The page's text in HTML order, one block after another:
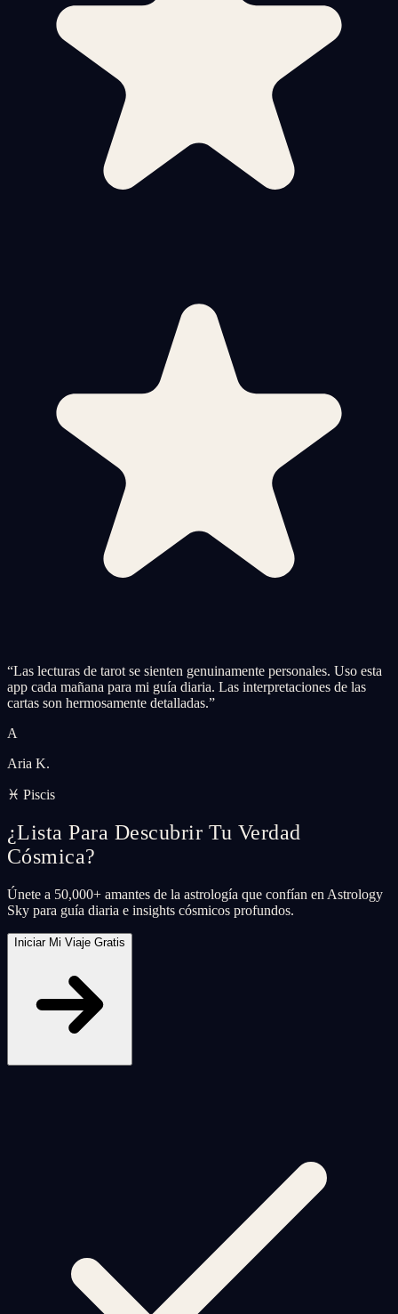
“Las lecturas de tarot se sienten genuinamente personales. Uso esta
app cada mañana para mi guía diaria. Las interpretaciones de las
cartas son hermosamente detalladas.”
A
Aria K.
♓ Piscis
¿Lista Para Descubrir Tu Verdad
Cósmica?
Únete a 50,000+ amantes de la astrología que confían en Astrology
Sky para guía diaria e insights cósmicos profundos.
Iniciar Mi Viaje Gratis